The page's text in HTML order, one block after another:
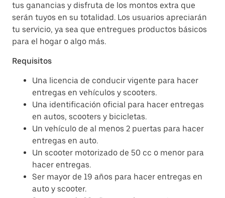
tus ganancias y disfruta de los montos extra que
serán tuyos en su totalidad. Los usuarios apreciarán
tu servicio, ya sea que entregues productos básicos
para el hogar o algo más.
Requisitos
Una licencia de conducir vigente para hacer
entregas en vehículos y scooters.
Una identificación oficial para hacer entregas
en autos, scooters y bicicletas.
Un vehículo de al menos 2 puertas para hacer
entregas en auto.
Un scooter motorizado de 50 cc o menor para
hacer entregas.
Ser mayor de 19 años para hacer entregas en
auto y scooter.